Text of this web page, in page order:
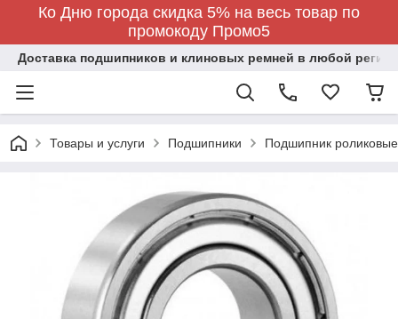
Ко Дню города скидка 5% на весь товар по
промокоду Промо5
Доставка подшипников и клиновых ремней в любой регион
Товары и услуги Подшипники Подшипник